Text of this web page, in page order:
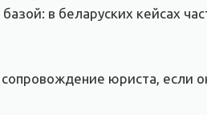
в беларуских кейсах
юриста, если